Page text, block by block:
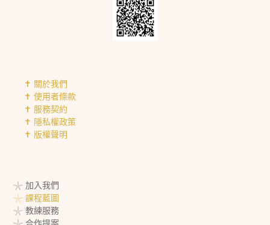
✝︎ 關於我們
✝︎ 使用者條款
✝︎ 服務契約
✝︎ 隱私權政策
✝︎ 版權聲明
𓇼 加入我們
𓇼 課程藍圖
𓇼 教練服務